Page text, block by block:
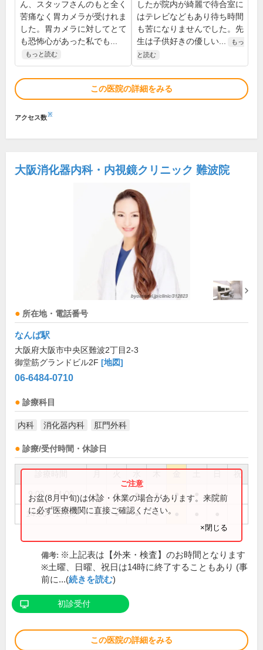
ん、スタッフさんのもと全く
苦痛なく胃カメラが受けれま
した。胃カメラに対してとて
も恐怖心があった私でも...
もっと読む
したが院内が綺麗で待合室に
はテレビなどもあり待ち時間
も苦になりませんでした。先
生は子供好きの優しい...
もっ
と読む
この医院の詳細をみる
アクセス数※
大阪消化器内科・内視鏡クリニック 難波院
所在地・電話番号
なんば駅
大阪府大阪市中央区難波2丁目2-3
御堂筋グランドビル2F [地図]
06-6484-0710
診療科目
内科 消化器内科 肛門外科
診療/受付時間・休診日
祝
9:00～14:00 ● ● ● ● ● ●
14:00～17:00 ● ● ● ●
お盆(8月中旬)は休診・休業の場合があります。来院前
に必ず医療機関に直接ご確認ください。
×閉じる
備考: ※上記表は【外来・検査】のお時間となります
※土曜、日曜、祝日は14時に終了することもあり (事
前に...(続きを読む)
初診受付
この医院の詳細をみる